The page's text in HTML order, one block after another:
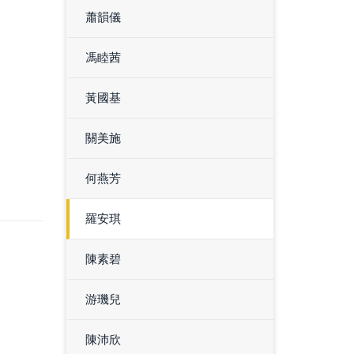
蕭韻儀
馮睦茜
黃國基
關美施
何燕芳
羅安琪
陳素碧
游璣兒
陳沛欣